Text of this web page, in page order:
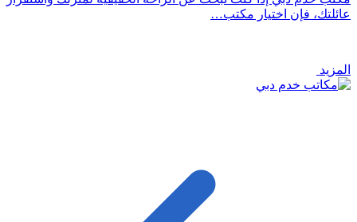
عائلتك، فإن اختيار مكتب…
المزيد